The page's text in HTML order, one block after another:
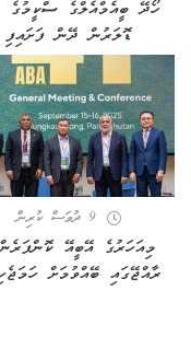
ހޯދޭ ބީއެމްއެލްގެ ސްކީމުގެ
ޑޮލަރުން ދޭން ފަށައިފި
9 ދުވަސް ކުރިން
މިއަހަރުގެ އޭބީއޭ
ރާއްޖޭގައި ބޭއްވުމަށް